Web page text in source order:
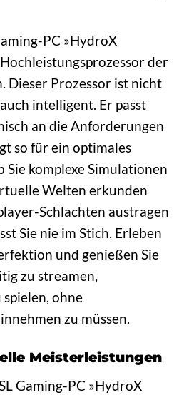
PC »HydroX
der
Dieser Prozessor ist nicht
intelligent. Er passt
an die Anforderungen
so für ein optimales
Sie komplexe Simulationen
Welten erkunden
Schlachten austragen
Sie nie im Stich. Erleben
und genießen Sie
zu streamen,
ohne
zu müssen.
Meisterleistungen
Gaming-PC »HydroX